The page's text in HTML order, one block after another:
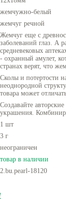
жемчужно-белый
жемчуг речной
Жемчуг еще с
заболеваний глаз. А
средневековых
- охранный амулет,
странах верят, что
Сколы и потертости
неоднородной
товара может
Создавайте
украшения.
1 шт
3 г
неограничен
товар в наличии
2.bu.pearl-18120